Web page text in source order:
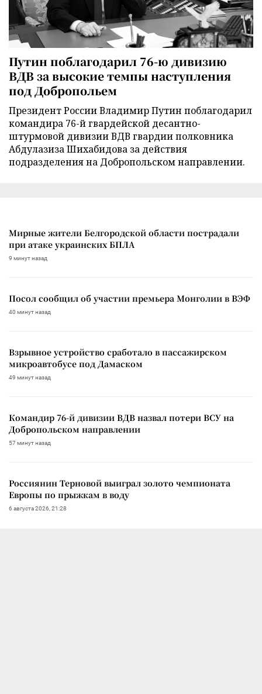
Путин поблагодарил 76-ю дивизию
ВДВ за высокие темпы наступления
под Добропольем
Президент России Владимир Путин поблагодарил
командира 76-й гвардейской десантно-
штурмовой дивизии ВДВ гвардии полковника
Абдулазиза Шихабидова за действия
подразделения на Добропольском направлении.
Мирные жители Белгородской области пострадали
при атаке украинских БПЛА
9 минут назад
Посол сообщил об участии премьера Монголии в ВЭФ
40 минут назад
Взрывное устройство сработало в пассажирском
микроавтобусе под Дамаском
49 минут назад
Командир 76-й дивизии ВДВ назвал потери ВСУ на
Добропольском направлении
57 минут назад
Россиянин Терновой выиграл золото чемпионата
Европы по прыжкам в воду
6 августа 2026, 21:28